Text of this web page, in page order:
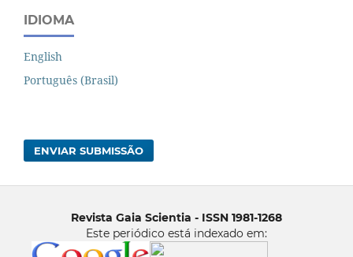
IDIOMA
English
Português (Brasil)
ENVIAR SUBMISSÃO
Revista Gaia Scientia - ISSN 1981-1268
Este periódico está indexado em: